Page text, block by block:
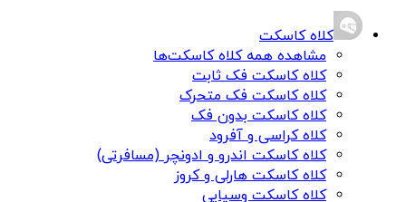
کلاه کاسکت
مشاهده همه کلاه کاسکت‌ها
کلاه کاسکت فک ثابت
کلاه کاسکت فک متحرک
کلاه کاسکت بدون فک
کلاه کراسی و آفرود
کلاه کاسکت اندرو و ادونچر (مسافرتی)
کلاه کاسکت هارلی و کروز
کلاه کاسکت وسپایی